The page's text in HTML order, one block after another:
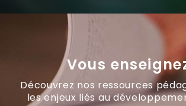
Vous
Découvrez nos ressources
les enjeux liés au